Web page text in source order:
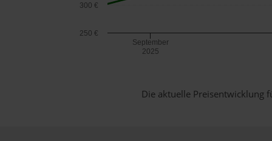
September
2025
250 €
300 €
Die aktuelle Preisentwicklung